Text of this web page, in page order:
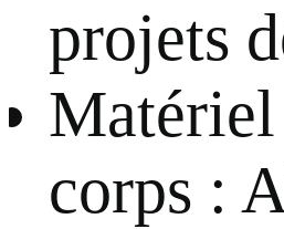
projets
Matériel
corps :